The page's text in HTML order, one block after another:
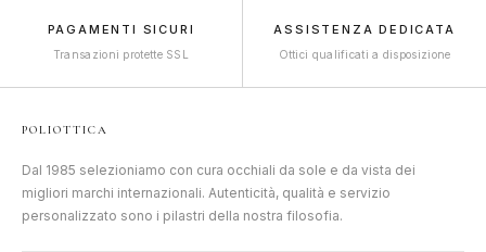
PAGAMENTI SICURI
Transazioni protette SSL
ASSISTENZA DEDICATA
Ottici qualificati a disposizione
POLIOTTICA
Dal 1985 selezioniamo con cura occhiali da sole e da vista dei
migliori marchi internazionali. Autenticità, qualità e servizio
personalizzato sono i pilastri della nostra filosofia.